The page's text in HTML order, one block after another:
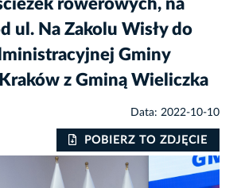
rowerowych, na
ul. Na Zakolu Wisły do
Gminy
z Gminą Wieliczka
Data: 2022-10-10
POBIERZ TO ZDJĘCIE